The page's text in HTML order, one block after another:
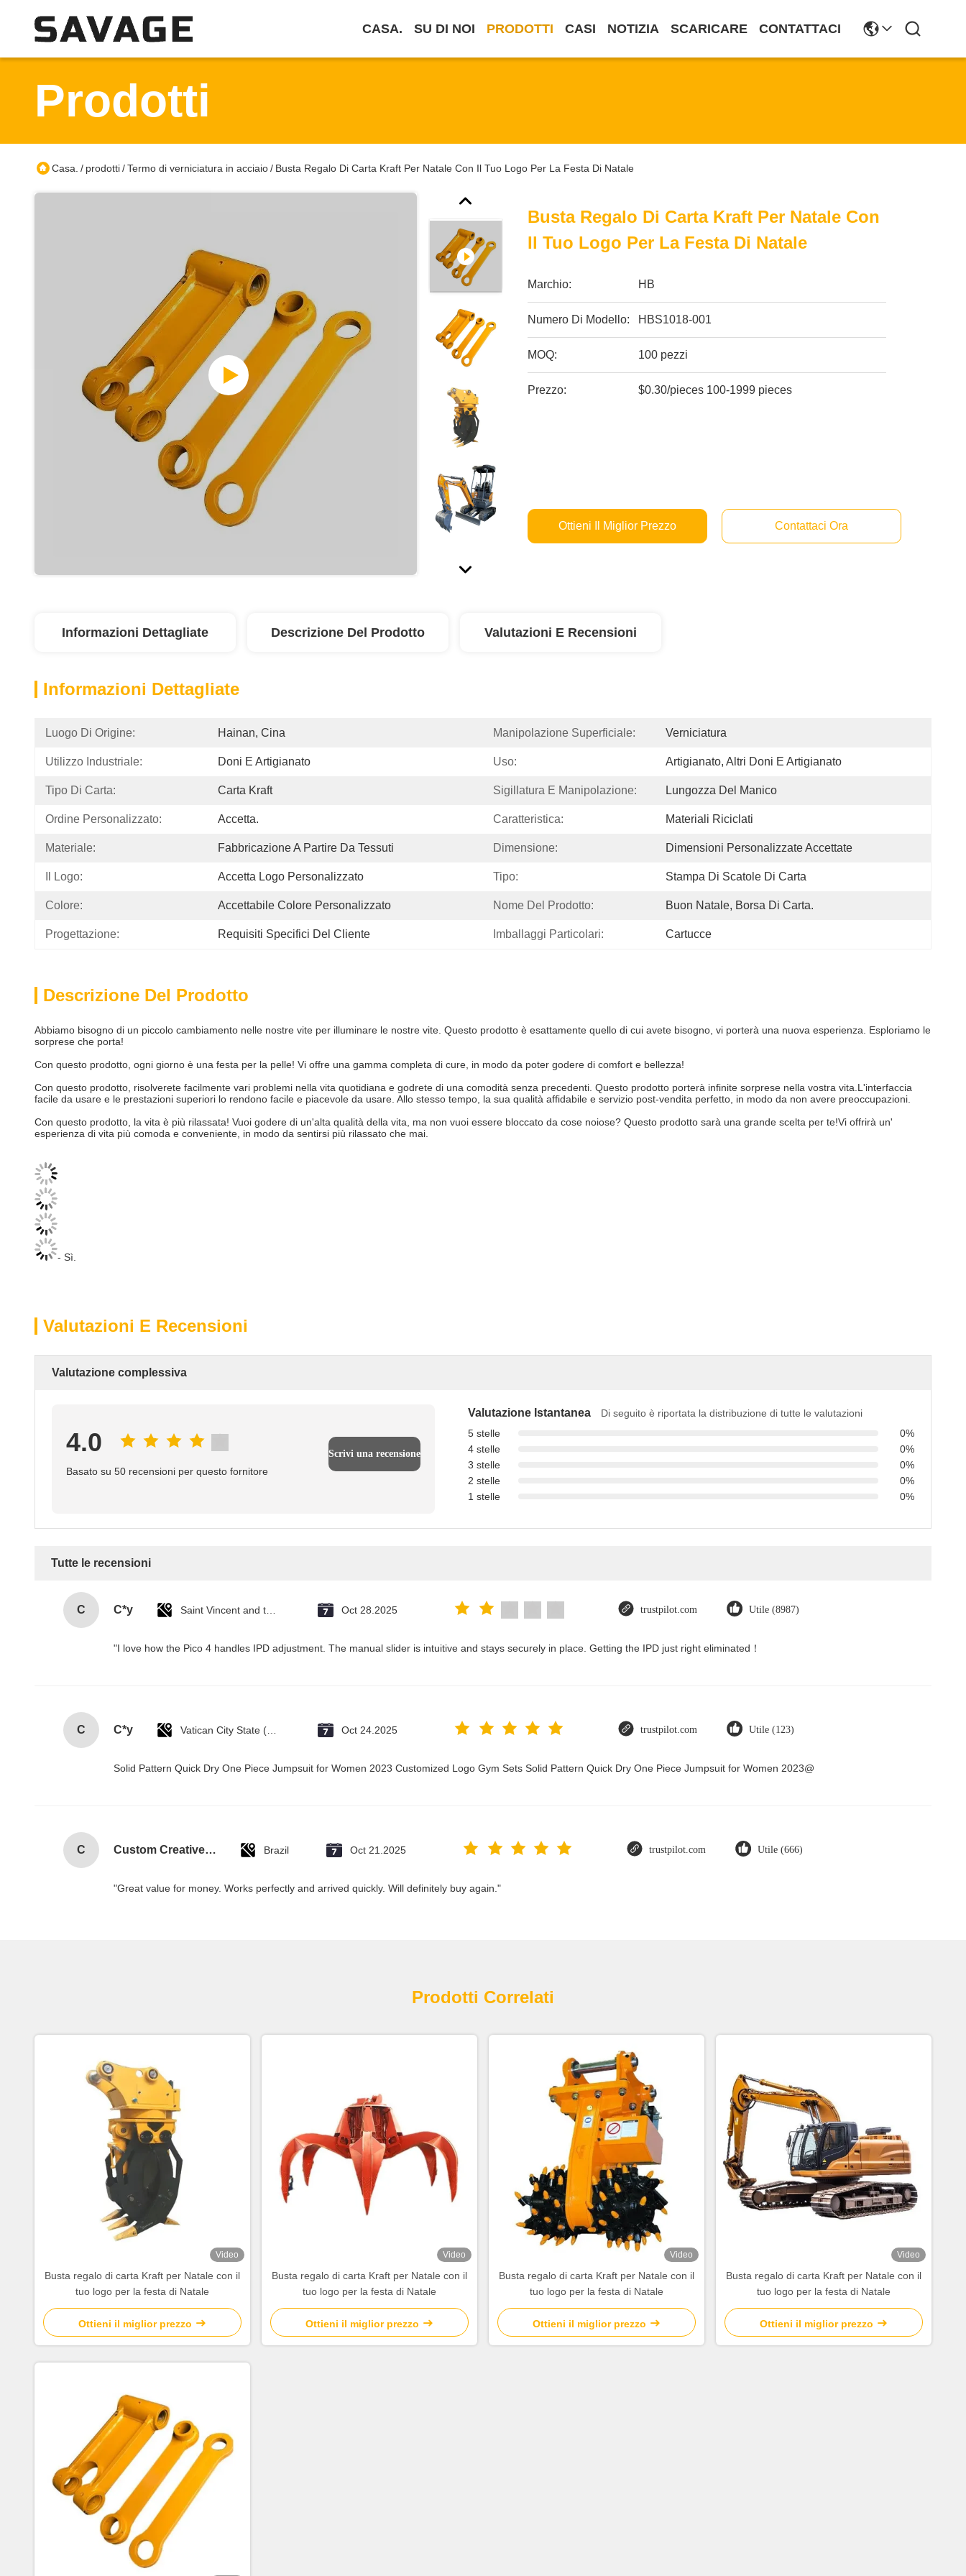
CASA. SU DI NOI PRODOTTI CASI NOTIZIA SCARICARE CONTATTACI
Prodotti
Casa. / prodotti/Termo di verniciatura in acciaio/ Busta Regalo Di Carta Kraft Per Natale Con Il Tuo Logo Per La Festa Di Natale
Busta Regalo Di Carta Kraft Per Natale Con
Il Tuo Logo Per La Festa Di Natale
Marchio: HB
Numero Di Modello: HBS1018-001
MOQ: 100 pezzi
Prezzo: $0.30/pieces 100-1999 pieces
Ottieni Il Miglior Prezzo Contattaci Ora
Informazioni Dettagliate Descrizione Del Prodotto Valutazioni E Recensioni
Informazioni Dettagliate
Luogo Di Origine: Hainan, Cina Manipolazione Superficiale: Verniciatura
Utilizzo Industriale: Doni E Artigianato Uso: Artigianato, Altri Doni E Artigianato
Tipo Di Carta: Carta Kraft Sigillatura E Manipolazione: Lungozza Del Manico
Ordine Personalizzato: Accetta. Caratteristica: Materiali Riciclati
Materiale: Fabbricazione A Partire Da Tessuti Dimensione: Dimensioni Personalizzate Accettate
Il Logo: Accetta Logo Personalizzato Tipo: Stampa Di Scatole Di Carta
Colore: Accettabile Colore Personalizzato Nome Del Prodotto: Buon Natale, Borsa Di Carta.
Progettazione: Requisiti Specifici Del Cliente Imballaggi Particolari: Cartucce
Descrizione Del Prodotto
Abbiamo bisogno di un piccolo cambiamento nelle nostre vite per illuminare le nostre vite. Questo prodotto è esattamente quello di cui avete bisogno, vi porterà una nuova esperienza. Esploriamo le
sorprese che porta!
Con questo prodotto, ogni giorno è una festa per la pelle! Vi offre una gamma completa di cure, in modo da poter godere di comfort e bellezza!
Con questo prodotto, risolverete facilmente vari problemi nella vita quotidiana e godrete di una comodità senza precedenti. Questo prodotto porterà infinite sorprese nella vostra vita.L'interfaccia
facile da usare e le prestazioni superiori lo rendono facile e piacevole da usare. Allo stesso tempo, la sua qualità affidabile e servizio post-vendita perfetto, in modo da non avere preoccupazioni.
Con questo prodotto, la vita è più rilassata! Vuoi godere di un'alta qualità della vita, ma non vuoi essere bloccato da cose noiose? Questo prodotto sarà una grande scelta per te!Vi offrirà un'
esperienza di vita più comoda e conveniente, in modo da sentirsi più rilassato che mai.
- Sì.
Valutazioni E Recensioni
Valutazione complessiva
4.0
Basato su 50 recensioni per questo fornitore
Scrivi una recensione
Valutazione Istantanea
Di seguito è riportata la distribuzione di tutte le valutazioni
5 stelle
0%
4 stelle
0%
3 stelle
0%
2 stelle
0%
1 stelle
0%
Tutte le recensioni
C C*y Oct 28.2025 trustpilot.com Utile (8987)
"I love how the Pico 4 handles IPD adjustment. The manual slider is intuitive and stays securely in place. Getting the IPD just right eliminated！
C C*y Oct 24.2025 trustpilot.com Utile (123)
Solid Pattern Quick Dry One Piece Jumpsuit for Women 2023 Customized Logo Gym Sets Solid Pattern Quick Dry One Piece Jumpsuit for Women 2023@
C Custom Creative Goodie Christmas Kraft Paper Gift Bag with Your Own Logo for Xmas Decorative Party Brazil Oct 21.2025 trustpilot.com Utile (666)
"Great value for money. Works perfectly and arrived quickly. Will definitely buy again."
Prodotti Correlati
Video
Busta regalo di carta Kraft per Natale con il
tuo logo per la festa di Natale
Ottieni il miglior prezzo
Video
Busta regalo di carta Kraft per Natale con il
tuo logo per la festa di Natale
Ottieni il miglior prezzo
Video
Busta regalo di carta Kraft per Natale con il
tuo logo per la festa di Natale
Ottieni il miglior prezzo
Video
Busta regalo di carta Kraft per Natale con il
tuo logo per la festa di Natale
Ottieni il miglior prezzo